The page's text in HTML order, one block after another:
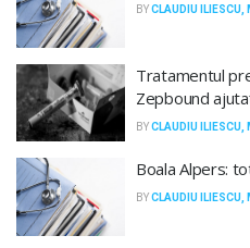
BYCLAUDIU ILIESCU,
Tratamentul
Zepbound
BYCLAUDIU ILIESCU,
Boala Alpers:
BYCLAUDIU ILIESCU,